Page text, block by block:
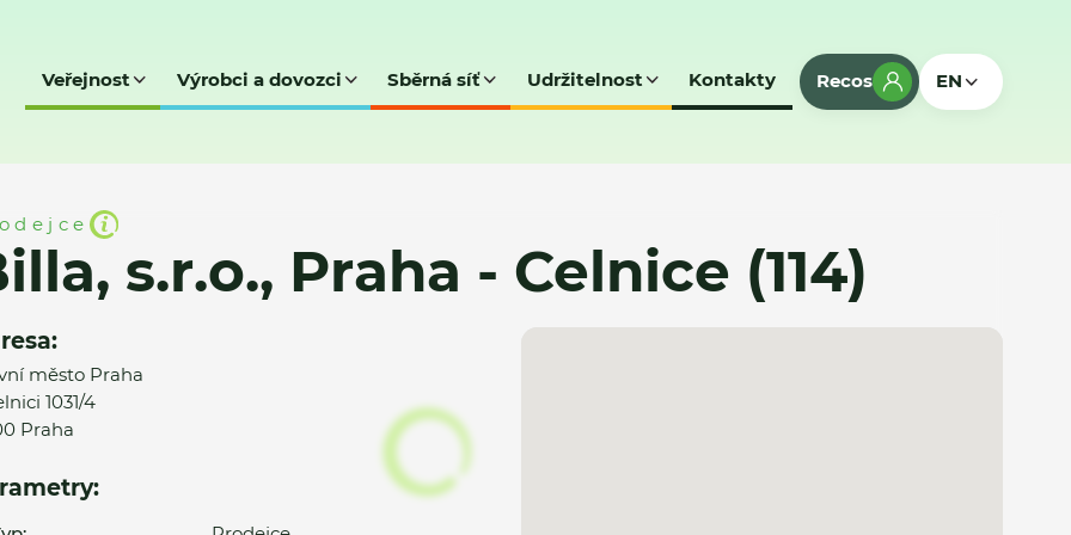
Veřejnost Výrobci a dovozci Sběrná síť Udržitelnost Kontakty Recos EN
s.r.o., Praha - Celnice (114)
město Praha
1031/4
Praha